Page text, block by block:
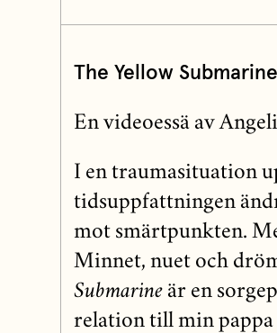
The Yellow
En videoessä av
I en traumasituation
tidsuppfattningen
mot smärtpunkten.
Minnet, nuet och
Submarineär en
relation till min pappa